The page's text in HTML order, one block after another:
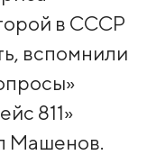
в СССР
вспомнили
811»
Машенов.